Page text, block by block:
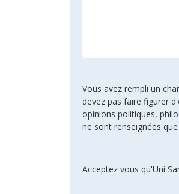
Vous avez rempli un
devez pas faire figurer
opinions politiques,
ne sont renseignées
Acceptez vous qu'Uni